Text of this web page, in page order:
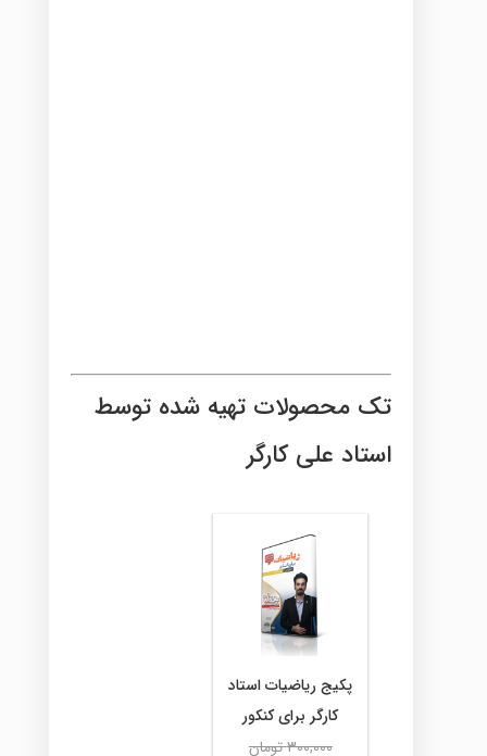
تک محصولات تهیه شده توسط
استاد علی کارگر
پکیج ریاضیات استاد
کارگر برای کنکور
300,000تومانقیمت